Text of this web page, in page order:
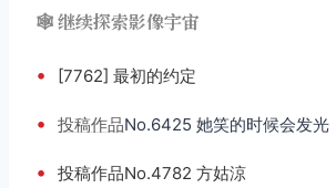
🕸️ 继续探索影像宇宙
• [7762] 最初的约定
• 投稿作品No.6425 她笑的时候会发光
• 投稿作品No.4782 方姑涼